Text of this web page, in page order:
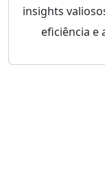
insights
eficiência e